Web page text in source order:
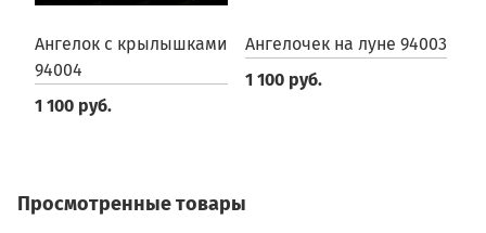
Ангелок с крылышками
94004
1 100 руб.
Ангелочек на луне 94003
1 100 руб.
Просмотренные товары